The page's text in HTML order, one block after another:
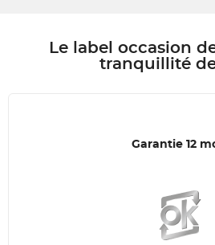
Le label occasion
tranquillité
Garantie 12